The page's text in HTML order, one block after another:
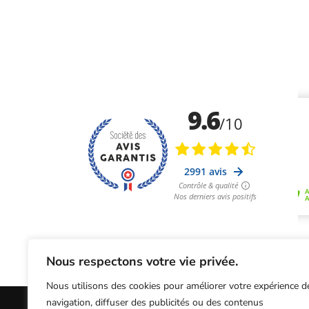
Nous respectons votre vie privée.
Nous utilisons des cookies pour améliorer votre expérience
navigation, diffuser des publicités ou des contenus